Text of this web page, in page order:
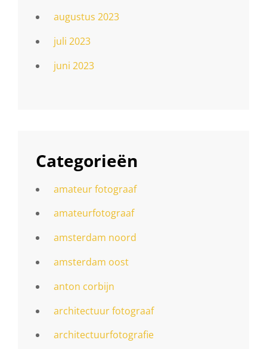
augustus 2023
juli 2023
juni 2023
Categorieën
amateur fotograaf
amateurfotograaf
amsterdam noord
amsterdam oost
anton corbijn
architectuur fotograaf
architectuurfotografie